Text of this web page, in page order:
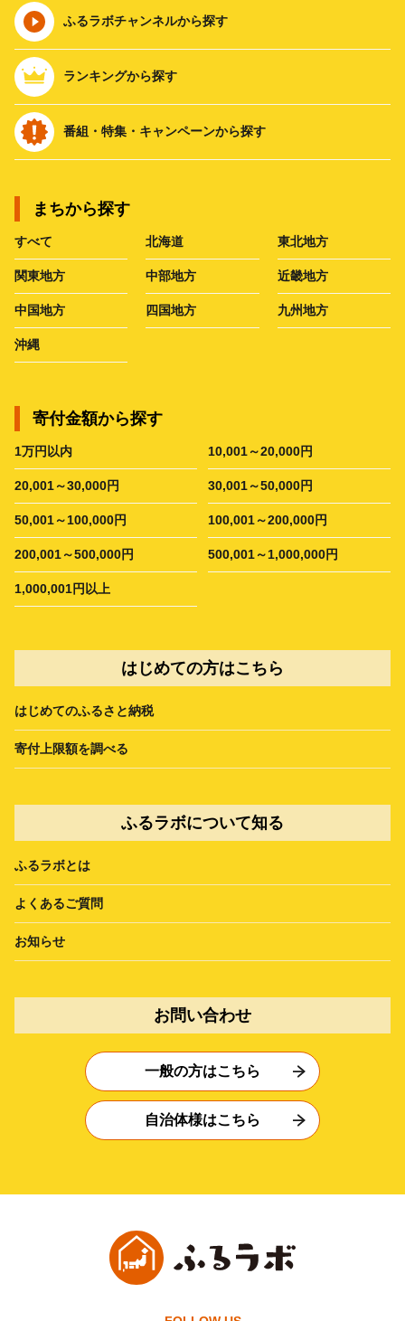
ふるラボチャンネルから探す
ランキングから探す
番組・特集・キャンペーンから探す
まちから探す
すべて 北海道 東北地方
関東地方 中部地方 近畿地方
中国地方 四国地方 九州地方
沖縄
寄付金額から探す
1万円以内 10,001～20,000円
20,001～30,000円 30,001～50,000円
50,001～100,000円 100,001～200,000円
200,001～500,000円 500,001～1,000,000円
1,000,001円以上
はじめての方はこちら
はじめてのふるさと納税
寄付上限額を調べる
ふるラボについて知る
ふるラボとは
よくあるご質問
お知らせ
お問い合わせ
一般の方はこちら
自治体様はこちら